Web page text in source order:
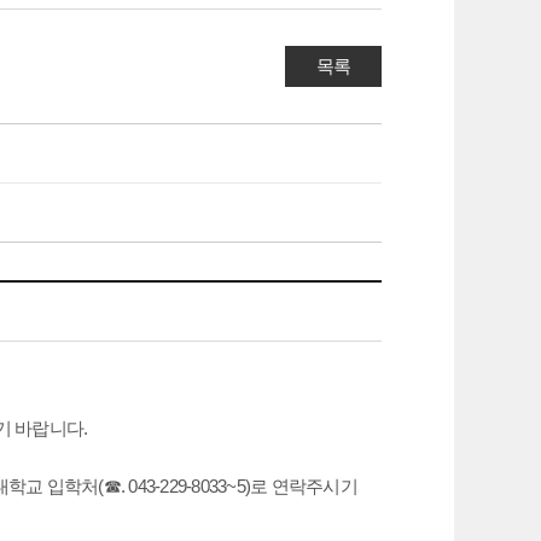
목록
바랍니다.
교 입학처(☎. 043-229-8033~5)로 연락주시기